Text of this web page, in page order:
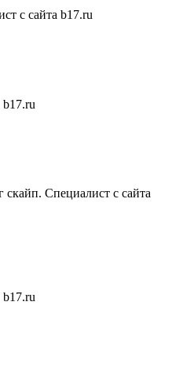
с сайта b17.ru
b17.ru
Специалист с сайта
b17.ru